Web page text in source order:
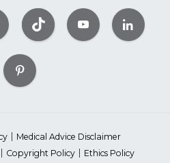
Medical Advice Disclaimer
Copyright Policy
Ethics Policy